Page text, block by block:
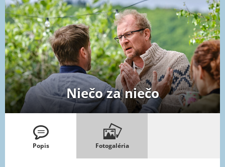
Niečo za niečo
Popis Fotogaléria